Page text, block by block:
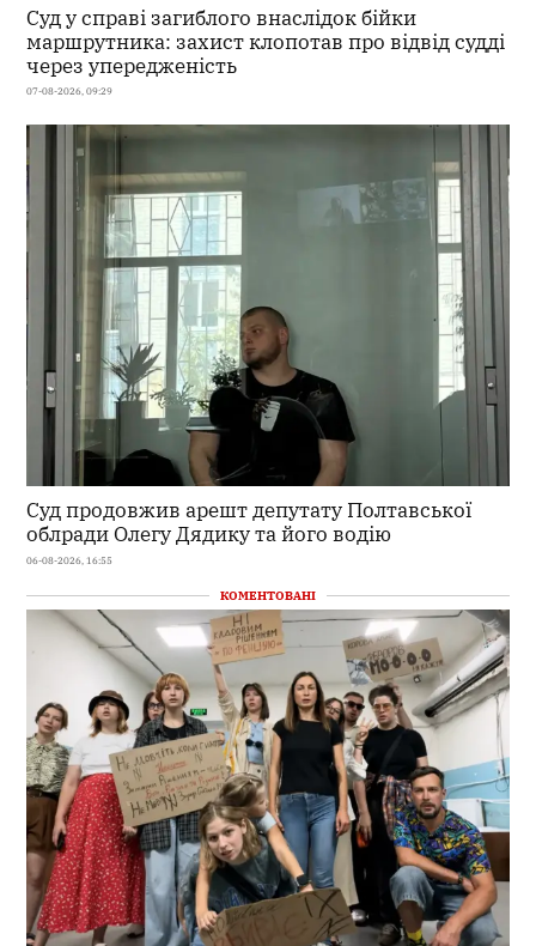
Суд у справі загиблого внаслідок бійки
маршрутника: захист клопотав про відвід судді
через упередженість
07-08-2026, 09:29
Суд продовжив арешт депутату Полтавської
облради Олегу Дядику та його водію
06-08-2026, 16:55
КОМЕНТОВАНІ